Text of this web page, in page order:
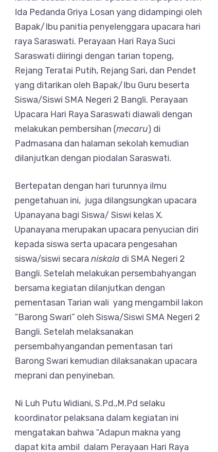
Ida Pedanda Griya Losan yang didampingi oleh
Bapak/Ibu panitia penyelenggara upacara hari
raya Saraswati. Perayaan Hari Raya Suci
Saraswati diiringi dengan tarian topeng,
Rejang Teratai Putih, Rejang Sari, dan Pendet
yang ditarikan oleh Bapak/Ibu Guru beserta
Siswa/Siswi SMA Negeri 2 Bangli. Perayaan
Upacara Hari Raya Saraswati diawali dengan
melakukan pembersihan (mecaru) di
Padmasana dan halaman sekolah kemudian
dilanjutkan dengan piodalan Saraswati.
Bertepatan dengan hari turunnya ilmu
pengetahuan ini, juga dilangsungkan upacara
Upanayana bagi Siswa/ Siswi kelas X.
Upanayana merupakan upacara penyucian diri
kepada siswa serta upacara pengesahan
siswa/siswi secara niskala di SMA Negeri 2
Bangli. Setelah melakukan persembahyangan
bersama kegiatan dilanjutkan dengan
pementasan Tarian wali yang mengambil lakon
“Barong Swari” oleh Siswa/Siswi SMA Negeri 2
Bangli. Setelah melaksanakan
persembahyangandan pementasan tari
Barong Swari kemudian dilaksanakan upacara
meprani dan penyineban.
Ni Luh Putu Widiani, S.Pd.,M.Pd selaku
koordinator pelaksana dalam kegiatan ini
mengatakan bahwa “Adapun makna yang
dapat kita ambil dalam Perayaan Hari Raya